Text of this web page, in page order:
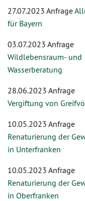
27.07.2023 Anfrage
für Bayern
03.07.2023 Anfrage
Wildlebensraum- und
Wasserberatung
28.06.2023 Anfrage
Vergiftung von
10.05.2023 Anfrage
Renaturierung der
in Unterfranken
10.05.2023 Anfrage
Renaturierung der
in Oberfranken